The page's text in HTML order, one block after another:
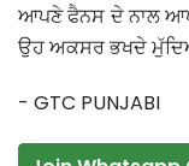
ਆਪਣੇ ਫੈਨਸ ਦੇ ਨਾਲ
ਉਹ ਅਕਸਰ ਭਖਦੇ
- GTC PUNJABI